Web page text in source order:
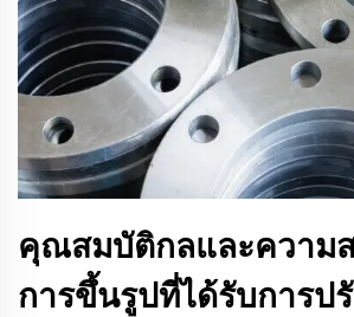
คุณสมบัติกลและความ
การขึ้นรูปที่ได้รับการป